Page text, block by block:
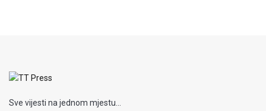
Sve vijesti na jednom mjestu...